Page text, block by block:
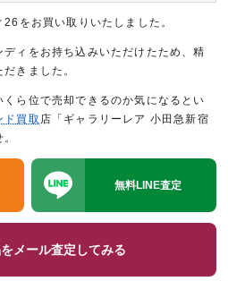
をお買い取りいたしました。
ィをお持ち込みいただけたため、精
きました。
ら位で売却できるのか気になるとい
ド買取 店「ギャラリーレア 小田急新宿
無料LINE査定
メール査定してみる